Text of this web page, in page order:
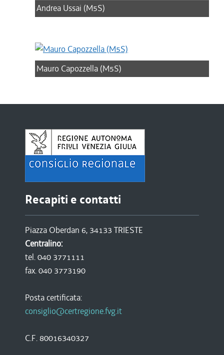
Andrea Ussai (M5S)
Mauro Capozzella (M5S)
Recapiti e contatti
Piazza Oberdan 6, 34133 TRIESTE
Centralino:
tel. 040 3771111
fax. 040 3773190
Posta certificata:
consiglio@certregione.fvg.it
C.F. 80016340327